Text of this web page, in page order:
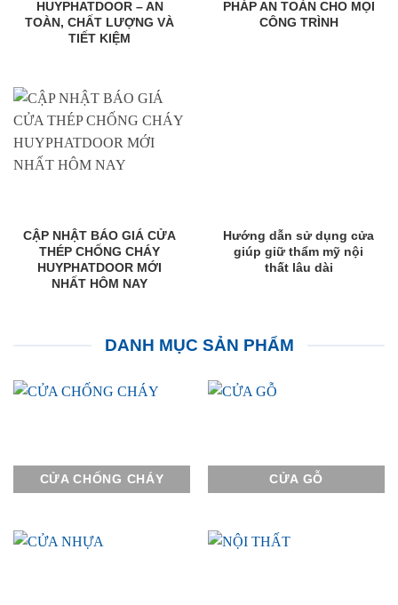
HUYPHATDOOR – AN
TOÀN, CHẤT LƯỢNG VÀ
TIẾT KIỆM
PHÁP AN TOÀN CHO MỌI
CÔNG TRÌNH
CẬP NHẬT BÁO GIÁ CỬA
THÉP CHỐNG CHÁY
HUYPHATDOOR MỚI
NHẤT HÔM NAY
Hướng dẫn sử dụng cửa
giúp giữ thẩm mỹ nội
thất lâu dài
DANH MỤC SẢN PHẨM
CỬA CHỐNG CHÁY CỬA GỖ